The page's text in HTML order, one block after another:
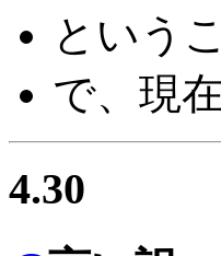
という
で、現
4.30